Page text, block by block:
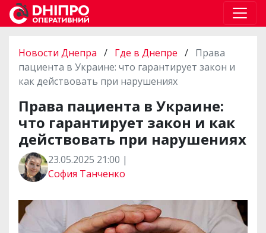
Новости Днепра / Где в Днепре / Права
пациента в Украине: что гарантирует закон и
как действовать при нарушениях
Права пациента в Украине:
что гарантирует закон и как
действовать при нарушениях
23.05.2025 21:00 |
София Танченко